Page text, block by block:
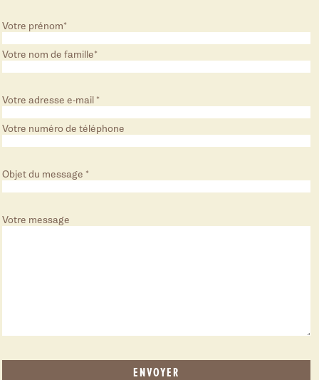
Votre prénom*
Votre nom de famille*
Votre adresse e-mail *
Votre numéro de téléphone
Objet du message *
Votre message